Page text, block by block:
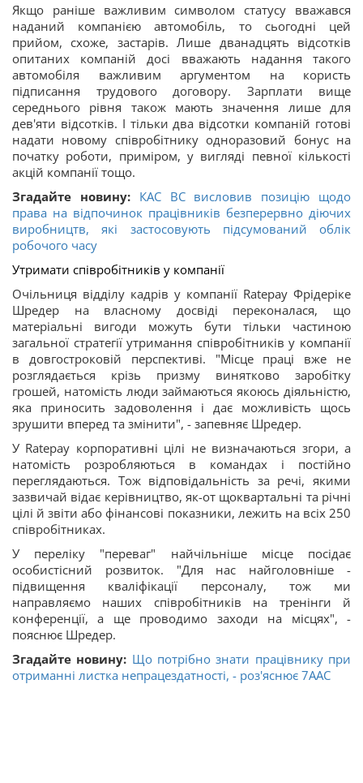
Якщо раніше важливим символом статусу вважався
наданий компанією автомобіль, то сьогодні цей
прийом, схоже, застарів. Лише дванадцять відсотків
опитаних компаній досі вважають надання такого
автомобіля важливим аргументом на користь
підписання трудового договору. Зарплати вище
середнього рівня також мають значення лише для
дев'яти відсотків. І тільки два відсотки компаній готові
надати новому співробітнику одноразовий бонус на
початку роботи, приміром, у вигляді певної кількості
акцій компанії тощо.
Згадайте новину: КАС ВС висловив позицію щодо
права на відпочинок працівників безперервно діючих
виробництв, які застосовують підсумований облік
робочого часу
Утримати співробітників у компанії
Очільниця відділу кадрів у компанії Ratepay Фрідеріке
Шредер на власному досвіді переконалася, що
матеріальні вигоди можуть бути тільки частиною
загальної стратегії утримання співробітників у компанії
в довгостроковій перспективі. "Місце праці вже не
розглядається крізь призму винятково заробітку
грошей, натомість люди займаються якоюсь діяльністю,
яка приносить задоволення і дає можливість щось
зрушити вперед та змінити", - запевняє Шредер.
У Ratepay корпоративні цілі не визначаються згори, а
натомість розробляються в командах і постійно
переглядаються. Тож відповідальність за речі, якими
зазвичай відає керівництво, як-от щоквартальні та річні
цілі й звіти або фінансові показники, лежить на всіх 250
співробітниках.
У переліку "переваг" найчільніше місце посідає
особистісний розвиток. "Для нас найголовніше -
підвищення кваліфікації персоналу, тож ми
направляємо наших співробітників на тренінги й
конференції, а ще проводимо заходи на місцях", -
пояснює Шредер.
Згадайте новину: Що потрібно знати працівнику при
отриманні листка непрацездатності, - роз'яснює 7ААС